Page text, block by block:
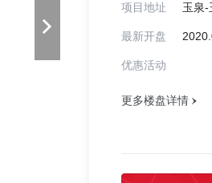
项目地址
最新开盘
优惠活动
更多楼盘详情